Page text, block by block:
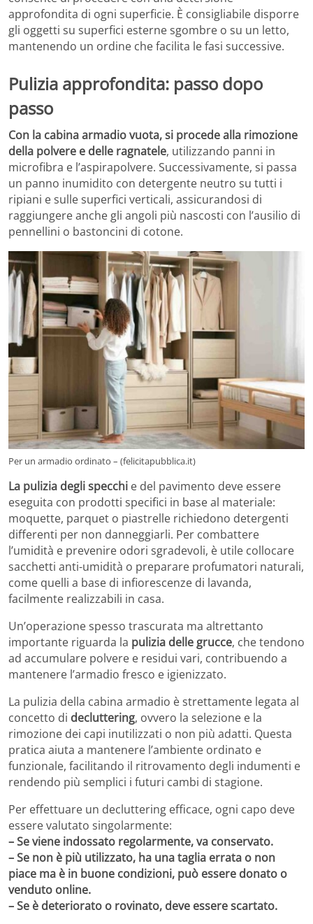
approfondita di ogni superficie. È consigliabile disporre
gli oggetti su superfici esterne sgombre o su un letto,
mantenendo un ordine che facilita le fasi successive.
Pulizia approfondita: passo dopo
passo
Con la cabina armadio vuota, si procede alla rimozione
della polvere e delle ragnatele, utilizzando panni in
microfibra e l’aspirapolvere. Successivamente, si passa
un panno inumidito con detergente neutro su tutti i
ripiani e sulle superfici verticali, assicurandosi di
raggiungere anche gli angoli più nascosti con l’ausilio di
pennellini o bastoncini di cotone.
Per un armadio ordinato – (felicitapubblica.it)
La pulizia degli specchi e del pavimento deve essere
eseguita con prodotti specifici in base al materiale:
moquette, parquet o piastrelle richiedono detergenti
differenti per non danneggiarli. Per combattere
l’umidità e prevenire odori sgradevoli, è utile collocare
sacchetti anti-umidità o preparare profumatori naturali,
come quelli a base di infiorescenze di lavanda,
facilmente realizzabili in casa.
Un’operazione spesso trascurata ma altrettanto
importante riguarda la pulizia delle grucce, che tendono
ad accumulare polvere e residui vari, contribuendo a
mantenere l’armadio fresco e igienizzato.
La pulizia della cabina armadio è strettamente legata al
concetto di decluttering, ovvero la selezione e la
rimozione dei capi inutilizzati o non più adatti. Questa
pratica aiuta a mantenere l’ambiente ordinato e
funzionale, facilitando il ritrovamento degli indumenti e
rendendo più semplici i futuri cambi di stagione.
Per effettuare un decluttering efficace, ogni capo deve
essere valutato singolarmente:
– Se viene indossato regolarmente, va conservato.
– Se non è più utilizzato, ha una taglia errata o non
piace ma è in buone condizioni, può essere donato o
venduto online.
– Se è deteriorato o rovinato, deve essere scartato.